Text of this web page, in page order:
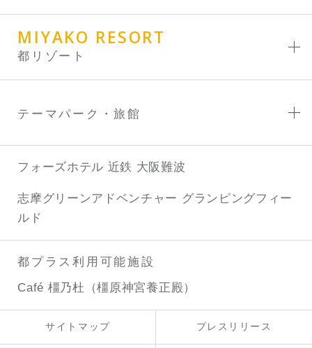
MIYAKO RESORT
都リゾート
テーマパーク・旅館
フォーズホテル 近鉄 大阪難波
志摩グリーンアドベンチャー グランピングフィー
ルド
都プラス利用可能施設
Café 橿乃杜（橿原神宮養正殿）
サイトマップ プレスリリース